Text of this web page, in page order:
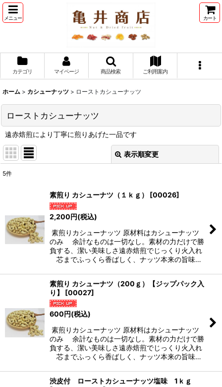
メニュー カート
カテゴリ マイページ 商品検索 ご利用案内
ホーム > カシューナッツ > ローストカシューナッツ
ローストカシューナッツ
遠赤焙煎により丁寧に煎りあげた一品です
表示順変更
絞り込む
5件
素煎り カシューナツ（１ｋｇ） [00026]
2,200円(税込)
素煎りカシューナッツ 原材料はカシューナッツ
のみ 余計なものは一切なし。素材の力だけで勝
負する、潔い美味しさ遠赤焙煎でじっくり火入れ
芯までふっくら香ばしく、ナッツ本来の旨味…
素煎り カシューナツ（200ｇ）【ジップパック入
り】
[00027]
600 円(税込)
素煎りカシューナッツ 原材料はカシューナッツ
のみ 余計なものは一切なし。素材の力だけで勝
負する、潔い美味しさ遠赤焙煎でじっくり火入れ
芯までふっくら香ばしく、ナッツ本来の旨味…
渋皮付 ローストカシューナッツ塩味 1ｋｇ